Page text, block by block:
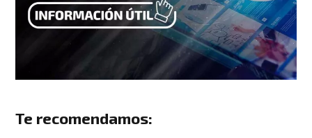
Te recomendamos: